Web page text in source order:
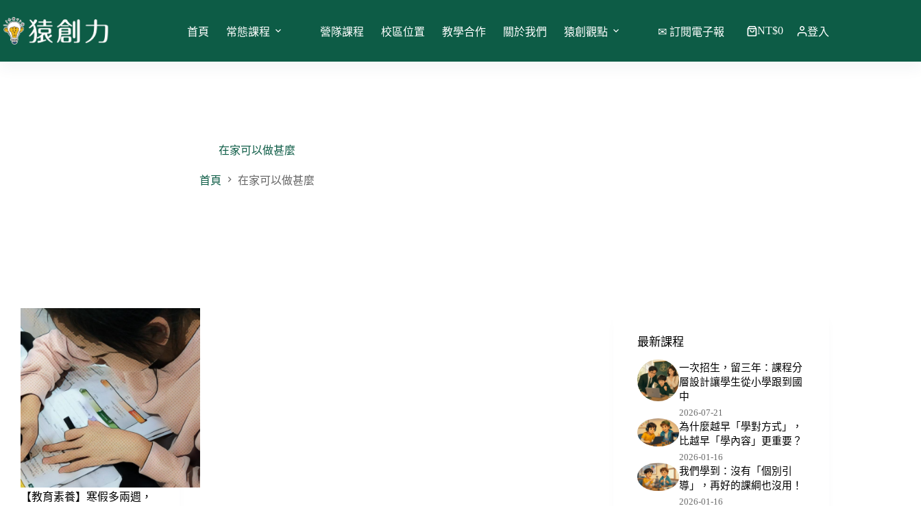
至
首頁 常態課程 營隊課程 校區位置 教學合作 關於我們 猿創觀點 ✉ 訂閱電子報
購
NT$0 登入
在家可以做甚麼
首頁 在家可以做甚麼
【教育素養】寒假多兩週，
最新課程
一次招生，留三年：課程分
層設計讓學生從小學跟到國
中
2026-07-21
為什麼越早「學對方式」，
比越早「學內容」更重要？
2026-01-16
我們學到：沒有「個別引
導」，再好的課綱也沒用！
2026-01-16